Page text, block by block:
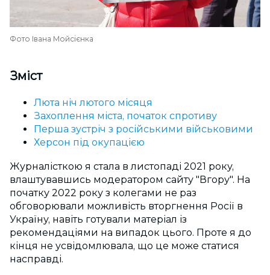
Фото Івана Мойсієнка
Зміст
Люта ніч лютого місяця
Захоплення міста, початок спротиву
Перша зустріч з російськими військовими
Херсон під окупацією
Журналісткою я стала в листопаді 2021 року,
влаштувавшись модератором сайту "Вгору". На
початку 2022 року з колегами не раз
обговорювали можливість вторгнення Росії в
Україну, навіть готували матеріал із
рекомендаціями на випадок цього. Проте я до
кінця не усвідомлювала, що це може статися
насправді.